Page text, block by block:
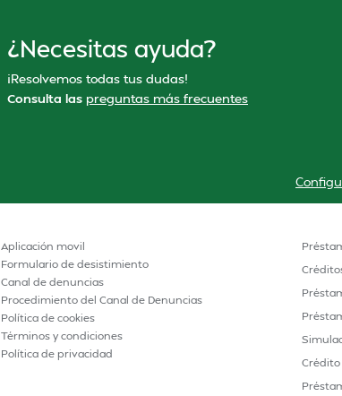
¿Necesitas ayuda?
¡Resolvemos todas tus dudas!
Consulta las preguntas más frecuentes
Aplicación movil
Formulario de desistimiento
Canal de denuncias
Procedimiento del Canal de Denuncias
Política de cookies
Términos y condiciones
Política de privacidad